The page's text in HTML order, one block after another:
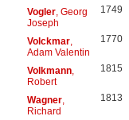
Vogler, Georg
Joseph
1749
Volckmar,
Adam Valentin
1770
Volkmann,
Robert
1815
Wagner,
Richard
1813